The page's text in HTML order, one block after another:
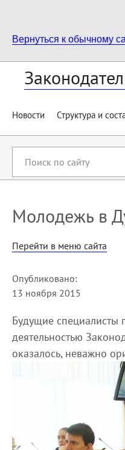
Вернуться к обычному
Новости Структура и
сайту
Молодежь в
Перейти в меню сайта
Опубликовано:
13 ноября 2015
Будущие специалисты
деятельностью
оказалось, неважно